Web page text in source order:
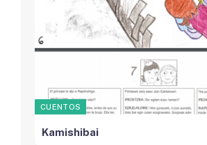
CUENTOS
Kamishibai